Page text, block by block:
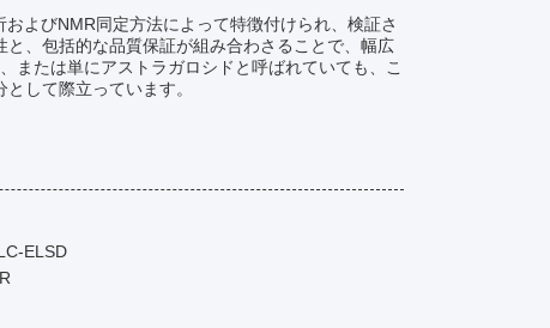
よびNMR同定方法によって特徴付けられ、検証さ
、包括的な品質保証が組み合わさることで、幅広
または単にアストラガロシドと呼ばれていても、こ
して際立っています。
ELSD